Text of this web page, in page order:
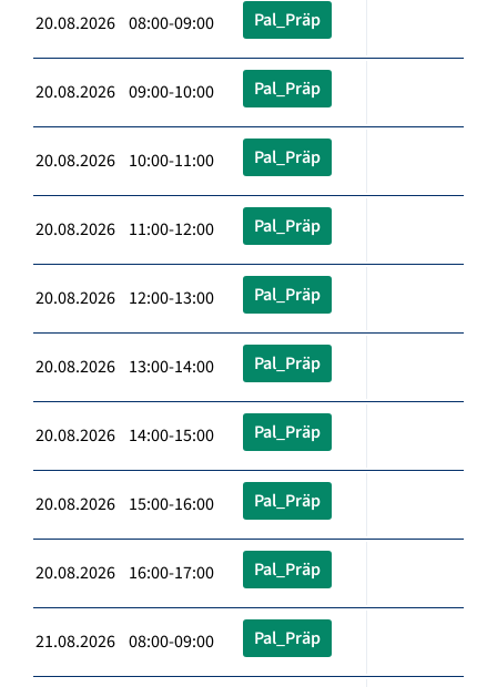
20.08.2026 08:00-09:00 Pal_Präp
20.08.2026 09:00-10:00 Pal_Präp
20.08.2026 10:00-11:00 Pal_Präp
20.08.2026 11:00-12:00 Pal_Präp
20.08.2026 12:00-13:00 Pal_Präp
20.08.2026 13:00-14:00 Pal_Präp
20.08.2026 14:00-15:00 Pal_Präp
20.08.2026 15:00-16:00 Pal_Präp
20.08.2026 16:00-17:00 Pal_Präp
21.08.2026 08:00-09:00 Pal_Präp